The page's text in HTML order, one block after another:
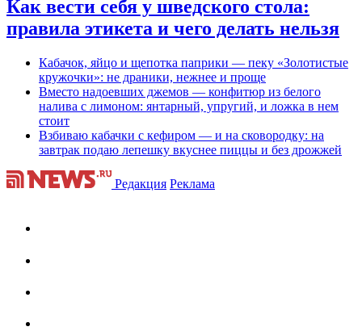
Как вести себя у шведского стола:
правила этикета и чего делать нельзя
Кабачок, яйцо и щепотка паприки — пеку «Золотистые
кружочки»: не драники, нежнее и проще
Вместо надоевших джемов — конфитюр из белого
налива с лимоном: янтарный, упругий, и ложка в нем
стоит
Взбиваю кабачки с кефиром — и на сковородку: на
завтрак подаю лепешку вкуснее пиццы и без дрожжей
Редакция Реклама